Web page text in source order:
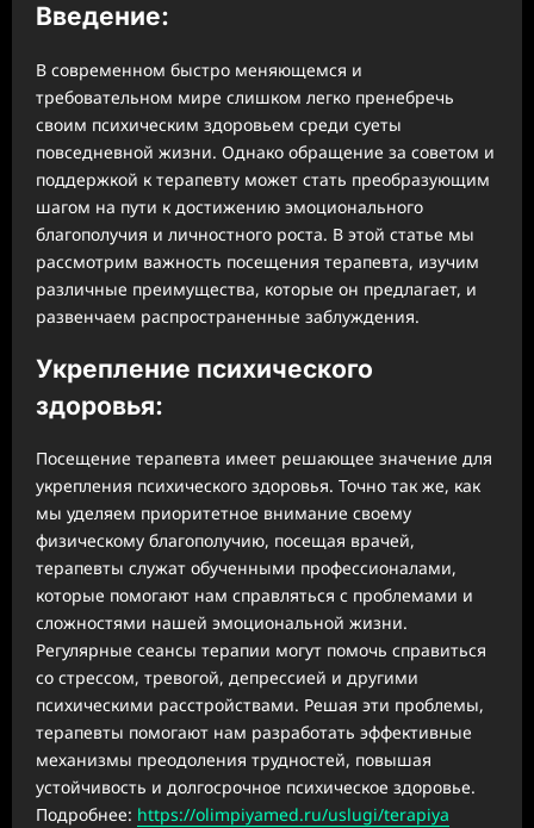
Введение:
В современном быстро меняющемся и
требовательном мире слишком легко пренебречь
своим психическим здоровьем среди суеты
повседневной жизни. Однако обращение за советом и
поддержкой к терапевту может стать преобразующим
шагом на пути к достижению эмоционального
благополучия и личностного роста. В этой статье мы
рассмотрим важность посещения терапевта, изучим
различные преимущества, которые он предлагает, и
развенчаем распространенные заблуждения.
Укрепление психического
здоровья:
Посещение терапевта имеет решающее значение для
укрепления психического здоровья. Точно так же, как
мы уделяем приоритетное внимание своему
физическому благополучию, посещая врачей,
терапевты служат обученными профессионалами,
которые помогают нам справляться с проблемами и
сложностями нашей эмоциональной жизни.
Регулярные сеансы терапии могут помочь справиться
со стрессом, тревогой, депрессией и другими
психическими расстройствами. Решая эти проблемы,
терапевты помогают нам разработать эффективные
механизмы преодоления трудностей, повышая
устойчивость и долгосрочное психическое здоровье.
Подробнее: https://olimpiyamed.ru/uslugi/terapiya